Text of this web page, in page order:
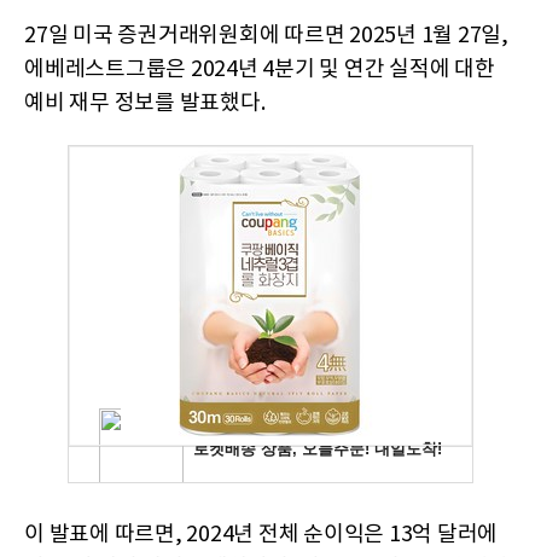
27일 미국 증권거래위원회에 따르면 2025년 1월 27일,
에베레스트그룹은 2024년 4분기 및 연간 실적에 대한
예비 재무 정보를 발표했다.
이 발표에 따르면, 2024년 전체 순이익은 13억 달러에